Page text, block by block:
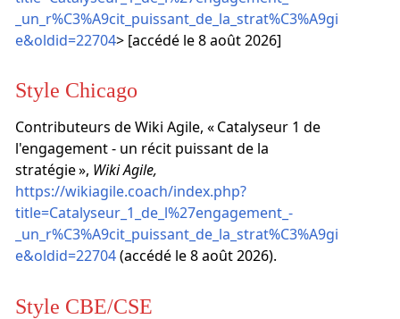
_un_r%C3%A9cit_puissant_de_la_strat%C3%A9gi
e&oldid=22704> [accédé le 8 août 2026]
Style Chicago
Contributeurs de Wiki Agile, « Catalyseur 1 de
l'engagement - un récit puissant de la
stratégie », Wiki Agile,
https://wikiagile.coach/index.php?
title=Catalyseur_1_de_l%27engagement_-
_un_r%C3%A9cit_puissant_de_la_strat%C3%A9gi
e&oldid=22704(accédé le 8 août 2026).
Style CBE/CSE